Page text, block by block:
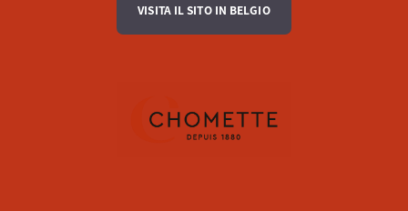
VISITA IL SITO IN BELGIO